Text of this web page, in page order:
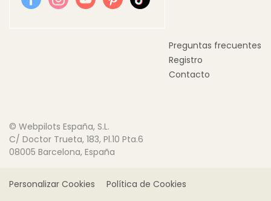
Preguntas frecuentes
Registro
Contacto
© Webpilots España, S.L.
C/ Doctor Trueta, 183, Pl.10 Pta.6
08005 Barcelona, España
Personalizar Cookies
Política de Cookies